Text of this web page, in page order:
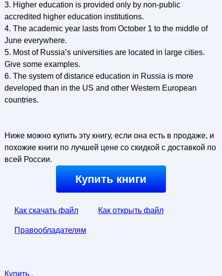
3. Higher education is provided only by non-public
accredited higher education institutions.
4. The academic year lasts from October 1 to the middle of
June everywhere.
5. Most of Russia’s universities are located in large cities.
Give some examples.
6. The system of distance education in Russia is more
developed than in the US and other Western European
countries.
Ниже можно купить эту книгу, если она есть в продаже, и
похожие книги по лучшей цене со скидкой с доставкой по
всей России.
Купить книги
Как скачать файл Как открыть файл
Правообладателям
Купить.